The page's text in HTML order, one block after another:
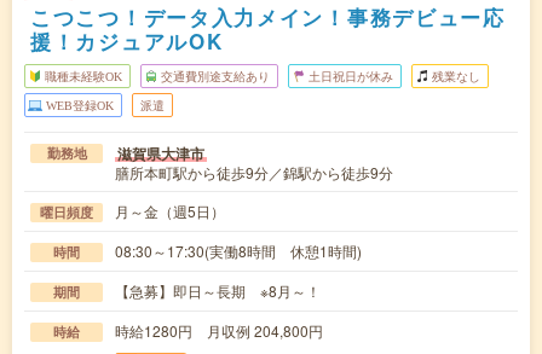
こつこつ！データ入力メイン！事務デビュー応
援！カジュアルOK
職種未経験OK 交通費別途支給あり 土日祝日が休み 残業なし
WEB登録OK 派遣
勤務地 滋賀県大津市
膳所本町駅から徒歩9分／錦駅から徒歩9分
曜日頻度 月～金（週5日）
時間 08:30～17:30(実働8時間 休憩1時間)
期間 【急募】即日～長期 ※8月～！
時給 時給1280円 月収例 204,800円